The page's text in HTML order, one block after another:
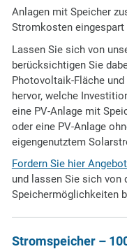
Anlagen mit Speicher
Stromkosten eingespart
Lassen Sie sich von
berücksichtigen Sie
Photovoltaik-Fläche
hervor, welche
eine PV-Anlage mit
oder eine PV-Anlage
eigengenutztem
Fordern Sie hier
und lassen Sie sich von
Speichermöglichkeiten
Stromspeicher –